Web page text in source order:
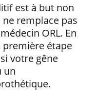
est à but non
ne remplace pas
ORL. En
première étape
votre gêne
un